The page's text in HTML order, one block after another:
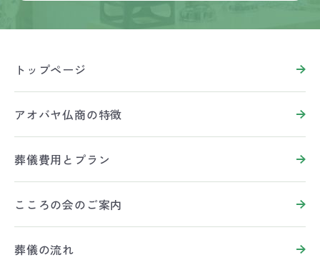
トップページ
アオバヤ仏商の特徴
葬儀費用とプラン
こころの会のご案内
葬儀の流れ